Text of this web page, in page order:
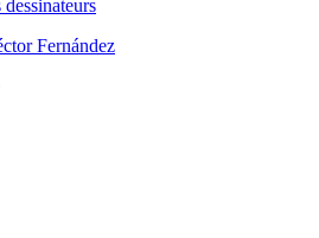
dessinateurs